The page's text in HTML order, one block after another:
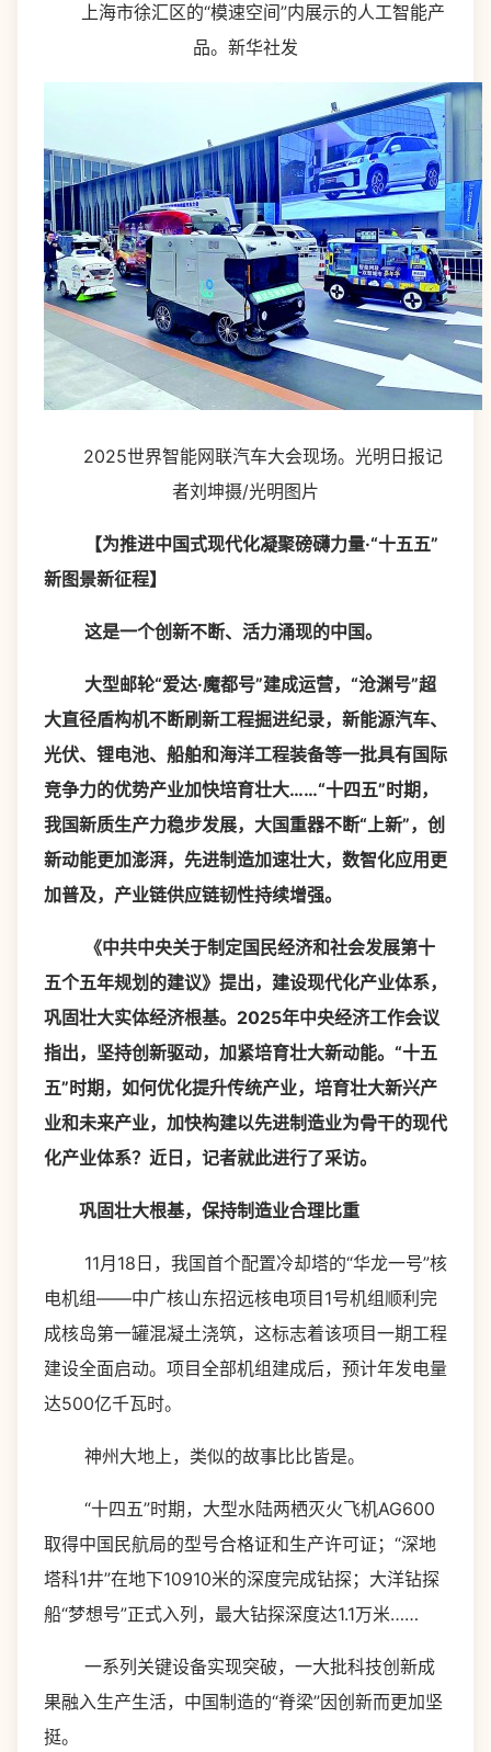
上海市徐汇区的“模速空间”内展示的人工智能产
品。新华社发
2025世界智能网联汽车大会现场。光明日报记
者刘坤摄/光明图片
【为推进中国式现代化凝聚磅礴力量·“十五五”
新图景新征程】
这是一个创新不断、活力涌现的中国。
大型邮轮“爱达·魔都号”建成运营，“沧渊号”超
大直径盾构机不断刷新工程掘进纪录，新能源汽车、
光伏、锂电池、船舶和海洋工程装备等一批具有国际
竞争力的优势产业加快培育壮大……“十四五”时期，
我国新质生产力稳步发展，大国重器不断“上新”，创
新动能更加澎湃，先进制造加速壮大，数智化应用更
加普及，产业链供应链韧性持续增强。
《中共中央关于制定国民经济和社会发展第十
五个五年规划的建议》提出，建设现代化产业体系，
巩固壮大实体经济根基。2025年中央经济工作会议
指出，坚持创新驱动，加紧培育壮大新动能。“十五
五”时期，如何优化提升传统产业，培育壮大新兴产
业和未来产业，加快构建以先进制造业为骨干的现代
化产业体系？近日，记者就此进行了采访。
巩固壮大根基，保持制造业合理比重
11月18日，我国首个配置冷却塔的“华龙一号”核
电机组——中广核山东招远核电项目1号机组顺利完
成核岛第一罐混凝土浇筑，这标志着该项目一期工程
建设全面启动。项目全部机组建成后，预计年发电量
达500亿千瓦时。
神州大地上，类似的故事比比皆是。
“十四五”时期，大型水陆两栖灭火飞机AG600
取得中国民航局的型号合格证和生产许可证；“深地
塔科1井”在地下10910米的深度完成钻探；大洋钻探
船“梦想号”正式入列，最大钻探深度达1.1万米……
一系列关键设备实现突破，一大批科技创新成
果融入生产生活，中国制造的“脊梁”因创新而更加坚
挺。